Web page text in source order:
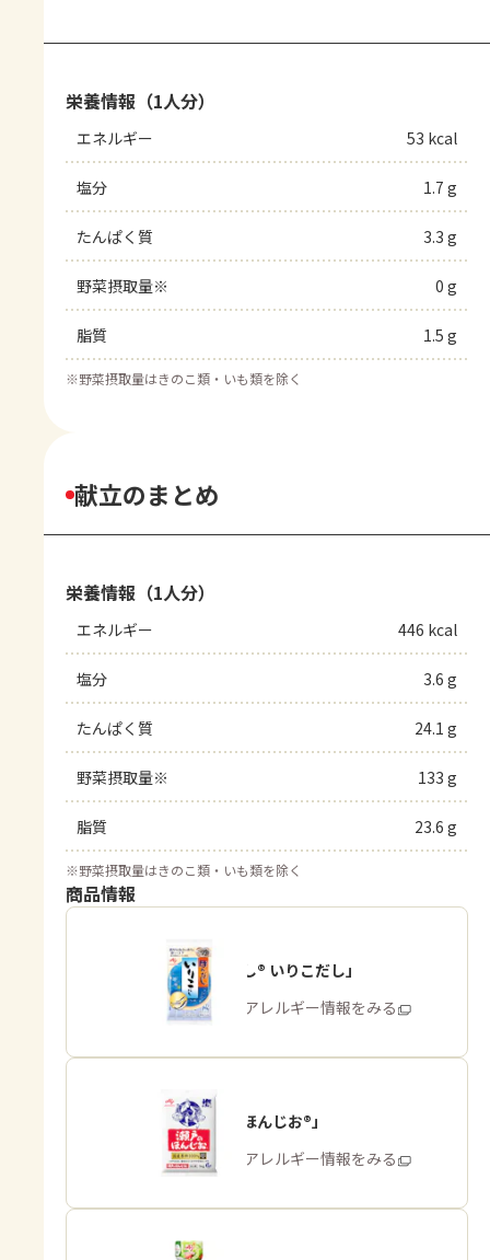
栄養情報（1人分）
エネルギー 53 kcal
塩分 1.7 g
たんぱく質 3.3 g
野菜摂取量※ 0 g
脂質 1.5 g
※野菜摂取量はきのこ類・いも類を除く
献立のまとめ
栄養情報（1人分）
エネルギー 446 kcal
塩分 3.6 g
たんぱく質 24.1 g
野菜摂取量※ 133 g
脂質 23.6 g
※野菜摂取量はきのこ類・いも類を除く
商品情報
「ほんだし® いりこだし」
商品・アレルギー情報をみる
「瀬戸のほんじお®」
商品・アレルギー情報をみる